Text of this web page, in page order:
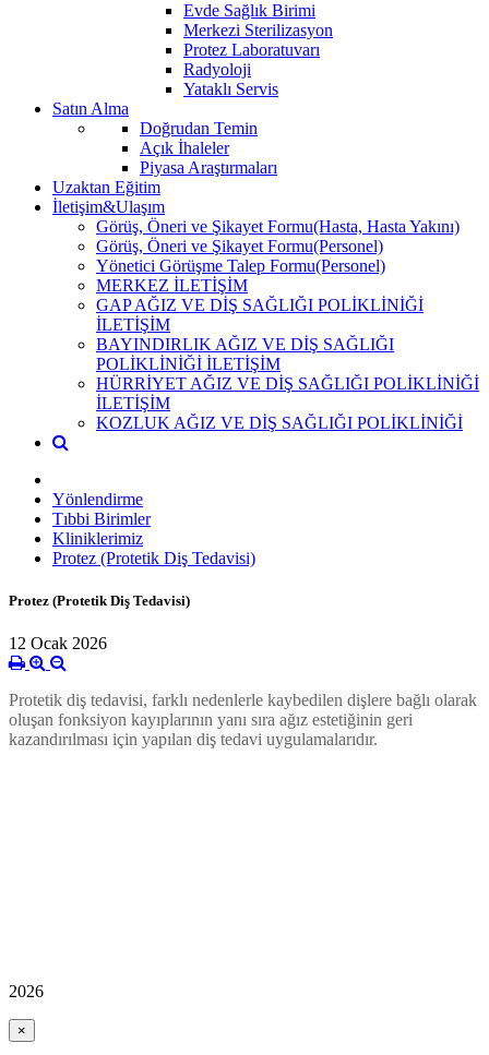
Evde Sağlık Birimi
Merkezi Sterilizasyon
Protez Laboratuvarı
Radyoloji
Yataklı Servis
Satın Alma
Doğrudan Temin
Açık İhaleler
Piyasa Araştırmaları
Uzaktan Eğitim
İletişim&Ulaşım
Görüş, Öneri ve Şikayet Formu(Hasta, Hasta Yakını)
Görüş, Öneri ve Şikayet Formu(Personel)
Yönetici Görüşme Talep Formu(Personel)
MERKEZ İLETİŞİM
GAP AĞIZ VE DİŞ SAĞLIĞI POLİKLİNİĞİ
İLETİŞİM
BAYINDIRLIK AĞIZ VE DİŞ SAĞLIĞI
POLİKLİNİĞİ İLETİŞİM
HÜRRİYET AĞIZ VE DİŞ SAĞLIĞI POLİKLİNİĞİ
İLETİŞİM
KOZLUK AĞIZ VE DİŞ SAĞLIĞI POLİKLİNİĞİ
Yönlendirme
Tıbbi Birimler
Kliniklerimiz
Protez (Protetik Diş Tedavisi)
Protez (Protetik Diş Tedavisi)
12 Ocak 2026
Protetik diş tedavisi, farklı nedenlerle kaybedilen dişlere bağlı olarak
oluşan fonksiyon kayıplarının yanı sıra ağız estetiğinin geri
kazandırılması için yapılan diş tedavi uygulamalarıdır.
2026
×